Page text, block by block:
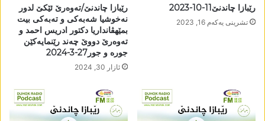
رێبازا چاندنێ11-10-2023
تشرینی یه‌كه‌م 16, 2023
رێبازا چاندنێ/تەوەرێ ئێکێ لدور
نەخوشیا شەبەکی و تەبەکی بیت
بمێھڤانداریا دکتور ادریس احمد و
تەوەرێ دووێ چەند رێنمایەکێن
جورە و جور27-3-2024
ئازار 30, 2024